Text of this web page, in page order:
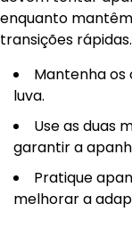
enquanto
transições rápidas.
Mantenha os
luva.
Use as duas
garantir a
Pratique
melhorar a